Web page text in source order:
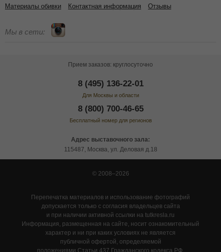
Материалы обивки
Контактная информация Отзывы
Мы в сети:
Прием заказов: круглосуточно
8 (495) 136-22-01
Для Москвы и области
8 (800) 700-46-65
Бесплатный номер для регионов
Адрес выставочного зала:
115487, Москва, ул. Деловая д.18
© 2008–2026
Перепечатка материалов и использование фотографий
допускается только с согласия владельцев сайта
и при наличии активной ссылки на tutkresla.ru
Информация, размещенная на сайте, носит ознакомительный
характер и ни при каких условиях не является
публичной офертой, определяемой
положениями Статьи 437 Гражданского кодекса РФ.